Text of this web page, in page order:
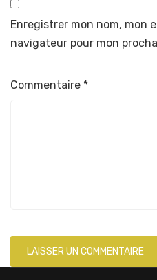
Enregistrer mon nom, mon
navigateur pour mon
Commentaire *